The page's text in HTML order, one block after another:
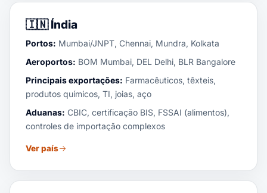
🇮🇳Índia
Portos: Mumbai/JNPT, Chennai, Mundra, Kolkata
Aeroportos: BOM Mumbai, DEL Delhi, BLR Bangalore
Principais exportações: Farmacêuticos, têxteis,
produtos químicos, TI, joias, aço
Aduanas: CBIC, certificação BIS, FSSAI (alimentos),
controles de importação complexos
Ver país